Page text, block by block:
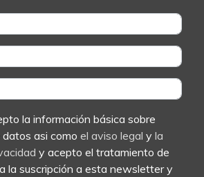
sobre
protección de datos asi como el aviso legal y la
y acepto el tratamiento de
la suscripción a esta newsletter y